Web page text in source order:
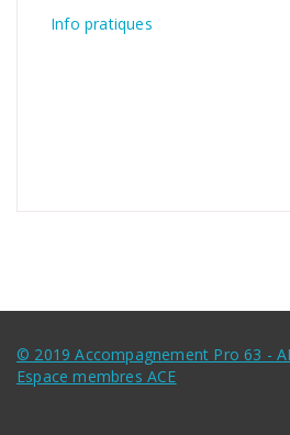
Info pratiques
© 2019 Accompagnement Pro 63 -
Espace membres ACE